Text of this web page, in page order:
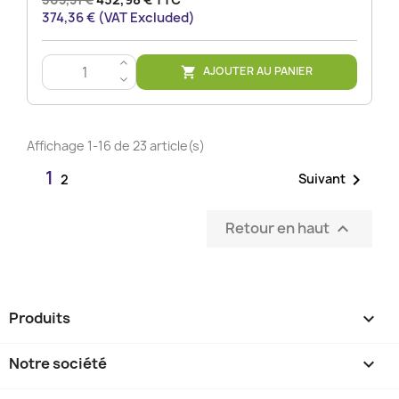
374,36 € (VAT Excluded)
>
<
 AJOUTER AU PANIER
Affichage 1-16 de 23 article(s)
1 2 Suivant 
Retour en haut 
Produits 
Notre société 